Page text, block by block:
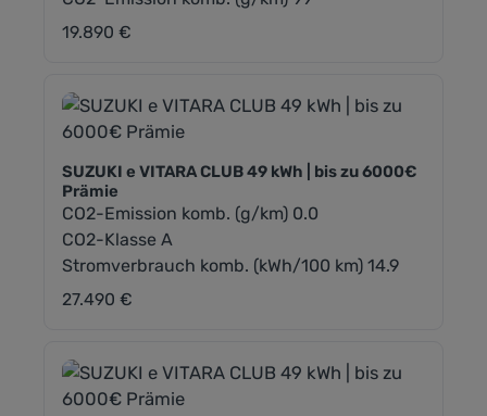
Regulärer Preis:
19.890 €
SUZUKI e VITARA CLUB 49 kWh | bis zu 6000€
Prämie
CO2-Emission komb. (g/km) 0.0
CO2-Klasse A
Stromverbrauch komb. (kWh/100 km) 14.9
Regulärer Preis:
27.490 €